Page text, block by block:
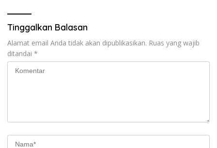
Tinggalkan Balasan
Alamat email Anda tidak akan dipublikasikan. Ruas yang wajib
ditandai *